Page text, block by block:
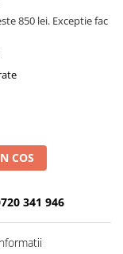
850 lei. Exceptie fac
COS
341 946